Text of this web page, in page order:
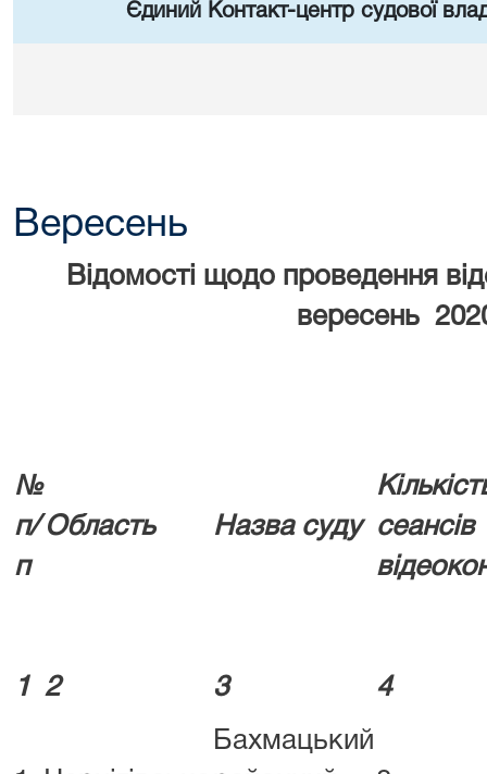
Єдиний Контакт-центр судової
Вересень
Відомості щодо проведення
вересень
№
п/
п
Область Назва суду
сеансів
1 2 3 4
Бахмацький